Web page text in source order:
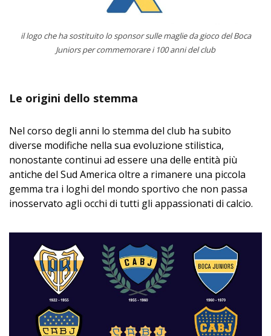
il logo che ha sostituito lo sponsor sulle maglie da gioco del Boca
Juniors per commemorare i 100 anni del club
Le origini dello stemma
Nel corso degli anni lo stemma del club ha subito
diverse modifiche nella sua evoluzione stilistica,
nonostante continui ad essere una delle entità più
antiche del Sud America oltre a rimanere una piccola
gemma tra i loghi del mondo sportivo che non passa
inosservato agli occhi di tutti gli appassionati di calcio.